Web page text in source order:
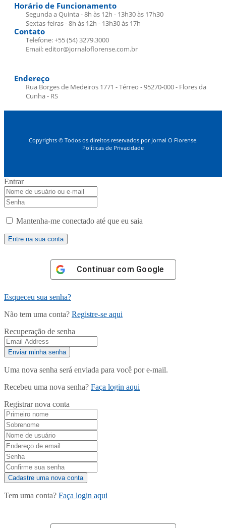
Horário de Funcionamento
Segunda a Quinta - 8h às 12h - 13h30 às 17h30
Sextas-feiras - 8h às 12h - 13h30 às 17h
Contato
Telefone: +55 (54) 3279.3000
Email: editor@jornaloflorense.com.br
Endereço
Rua Borges de Medeiros 1771 - Térreo - 95270-000 - Flores da
Cunha - RS
Copyrights © Todos os direitos reservados por Jornal O Florense.
Políticas de Privacidade
Entrar
Mantenha-me conectado até que eu saia
Continuar com Google
Esqueceu sua senha?
Não tem uma conta? Registre-se aqui
Recuperação de senha
Uma nova senha será enviada para você por e-mail.
Recebeu uma nova senha? Faça login aqui
Registrar nova conta
Tem uma conta? Faça login aqui